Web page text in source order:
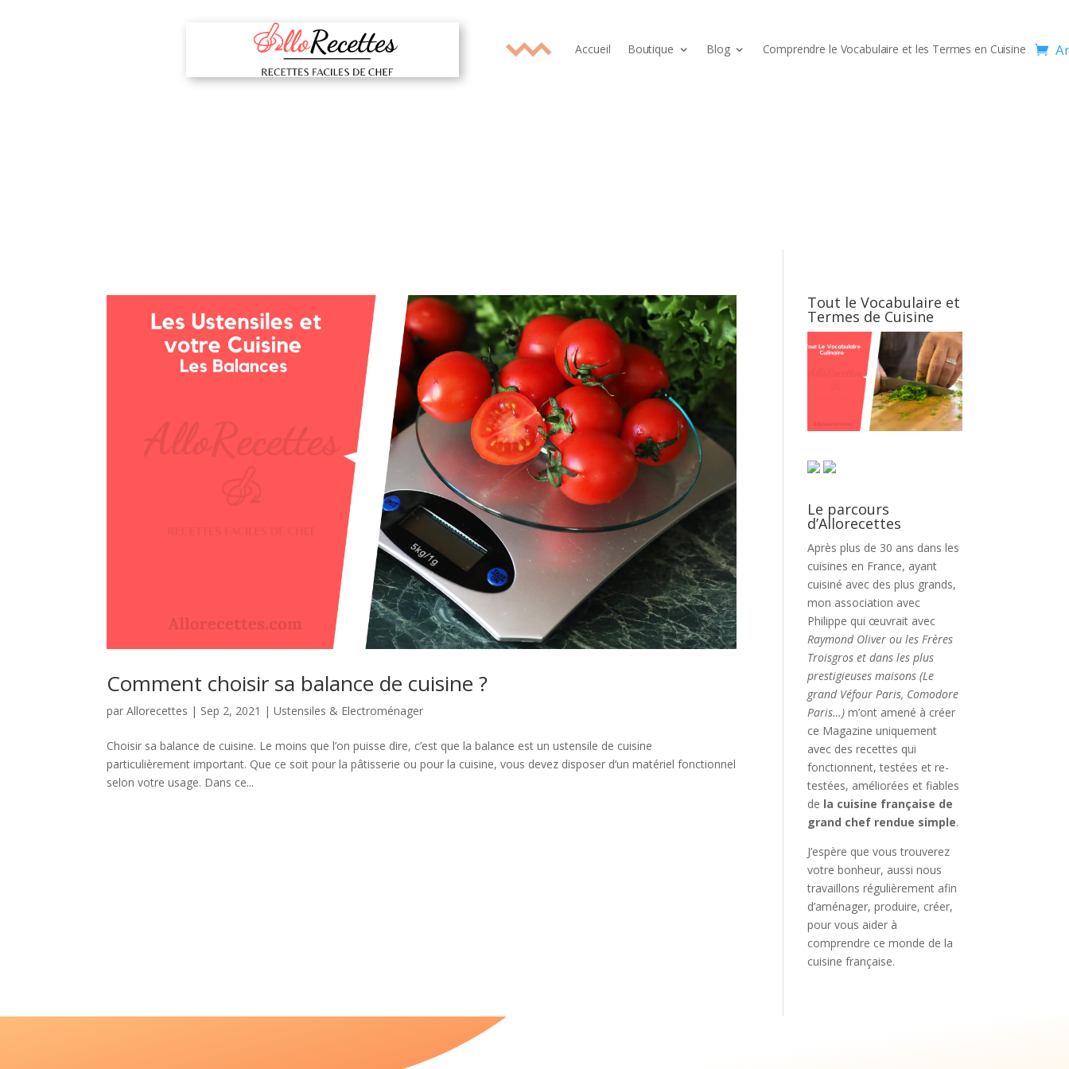
Accueil Boutique Blog Comprendre le Vocabulaire et les Termes en Cuisine
Comment choisir sa balance de cuisine ?
parAllorecettes | Sep 2, 2021 |Ustensiles & Electroménager
Choisir sa balance de cuisine. Le moins que l’on puisse dire, c’est que la balance est un ustensile de cuisine
particulièrement important. Que ce soit pour la pâtisserie ou pour la cuisine, vous devez disposer d’un matériel fonctionnel
selon votre usage. Dans ce...
Tout le Vocabulaire et
Termes de Cuisine
Le parcours
d’Allorecettes
Après plus de 30 ans dans les
cuisines en France, ayant
cuisiné avec des plus grands,
mon association avec
Philippe qui œuvrait avec
Raymond Oliver ou les Frères
Troisgros et dans les plus
prestigieuses maisons (Le
grand Véfour Paris, Comodore
Paris…) m’ont amené à créer
ce Magazine uniquement
avec des recettes qui
fonctionnent, testées et re-
testées, améliorées et fiables
de la cuisine française de
grand chef rendue simple.
J’espère que vous trouverez
votre bonheur, aussi nous
travaillons régulièrement afin
d’aménager, produire, créer,
pour vous aider à
comprendre ce monde de la
cuisine française.